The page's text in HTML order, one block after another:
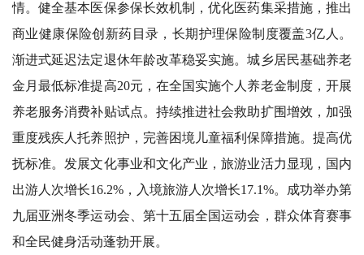
情。健全基本医保参保长效机制，优化医药集采措施，推出
商业健康保险创新药目录，长期护理保险制度覆盖3亿人。
渐进式延迟法定退休年龄改革稳妥实施。城乡居民基础养老
金月最低标准提高20元，在全国实施个人养老金制度，开展
养老服务消费补贴试点。持续推进社会救助扩围增效，加强
重度残疾人托养照护，完善困境儿童福利保障措施。提高优
抚标准。发展文化事业和文化产业，旅游业活力显现，国内
出游人次增长16.2%，入境旅游人次增长17.1%。成功举办第
九届亚洲冬季运动会、第十五届全国运动会，群众体育赛事
和全民健身活动蓬勃开展。